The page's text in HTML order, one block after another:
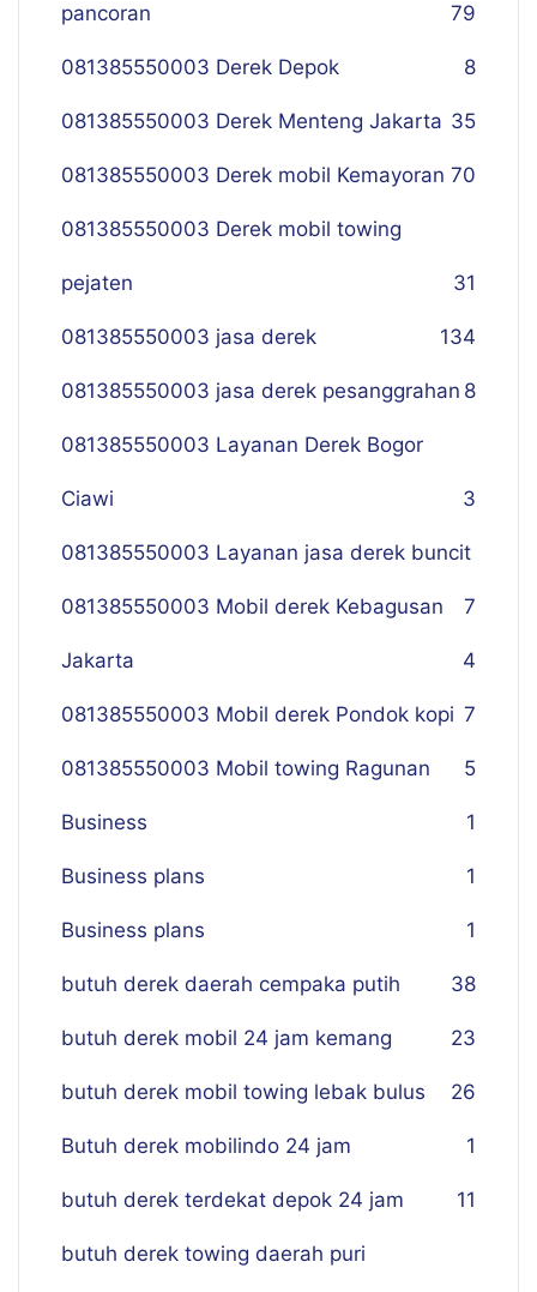
pancoran 79
081385550003 Derek Depok 8
081385550003 Derek Menteng Jakarta 35
081385550003 Derek mobil Kemayoran 70
081385550003 Derek mobil towing
pejaten 31
081385550003 jasa derek 134
081385550003 jasa derek pesanggrahan 8
081385550003 Layanan Derek Bogor
Ciawi 3
081385550003 Layanan jasa derek buncit
7
081385550003 Mobil derek Kebagusan
Jakarta 4
081385550003 Mobil derek Pondok kopi 7
081385550003 Mobil towing Ragunan 5
Business 1
Business plans 1
Business plans 1
butuh derek daerah cempaka putih 38
butuh derek mobil 24 jam kemang 23
butuh derek mobil towing lebak bulus 26
Butuh derek mobilindo 24 jam 1
butuh derek terdekat depok 24 jam 11
butuh derek towing daerah puri